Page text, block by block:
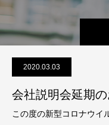
2020.03.03
会社説明会延期の
この度の新型コロナウイ